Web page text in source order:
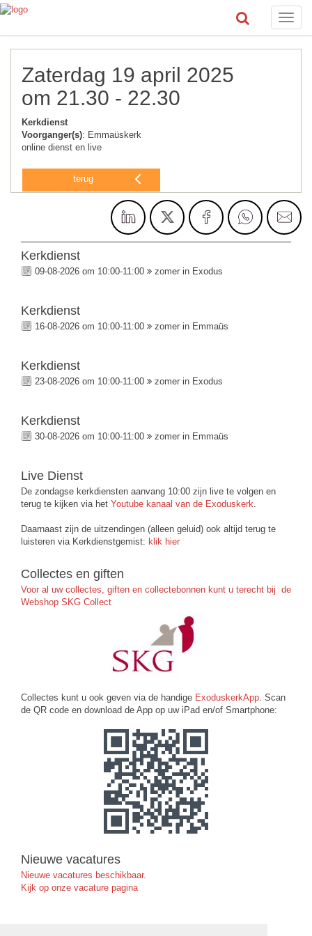
Toggle
Zaterdag 19 april 2025
om 21.30 - 22.30
Kerkdienst
Voorganger(s): Emmaüskerk
online dienst en live
terug
Kerkdienst
09-08-2026 om 10:00-11:00 zomer in Exodus
Kerkdienst
16-08-2026 om 10:00-11:00 zomer in Emmaüs
Kerkdienst
23-08-2026 om 10:00-11:00 zomer in Exodus
Kerkdienst
30-08-2026 om 10:00-11:00 zomer in Emmaüs
Live Dienst
De zondagse kerkdiensten aanvang 10:00 zijn live te volgen en
terug te kijken via het Youtube kanaal van de Exoduskerk.
Daarnaast zijn de uitzendingen (alleen geluid) ook altijd terug te
luisteren via Kerkdienstgemist: klik hier
Collectes en giften
Voor al uw collectes, giften en collectebonnen kunt u terecht bij de
Webshop SKG Collect
Collectes kunt u ook geven via de handige ExoduskerkApp. Scan
de QR code en download de App op uw iPad en/of Smartphone:
Nieuwe vacatures
Nieuwe vacatures beschikbaar.
Kijk op onze vacature pagina